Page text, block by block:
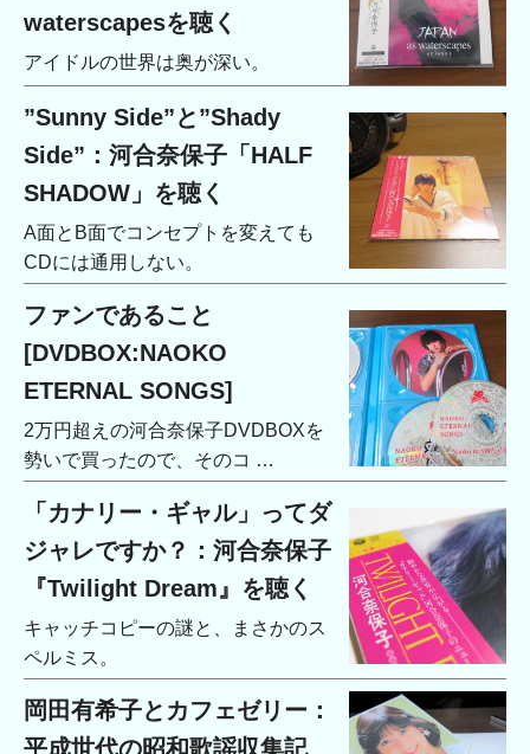
waterscapesを聴く
アイドルの世界は奥が深い。
”Sunny Side”と”Shady
Side”：河合奈保子「HALF
SHADOW」を聴く
A面とB面でコンセプトを変えても
CDには通用しない。
ファンであること
[DVDBOX:NAOKO
ETERNAL SONGS]
2万円超えの河合奈保子DVDBOXを
勢いで買ったので、そのコ …
「カナリー・ギャル」ってダ
ジャレですか？：河合奈保子
『Twilight Dream』を聴く
キャッチコピーの謎と、まさかのス
ペルミス。
岡田有希子とカフェゼリー：
平成世代の昭和歌謡収集記